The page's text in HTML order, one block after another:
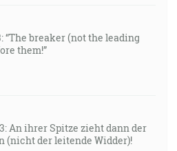
“The breaker (not the leading
them!”
An ihrer Spitze zieht dann der
(nicht der leitende Widder)!